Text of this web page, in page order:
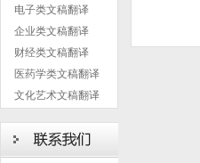
电子类文稿翻译
企业类文稿翻译
财经类文稿翻译
医药学类文稿翻译
文化艺术文稿翻译